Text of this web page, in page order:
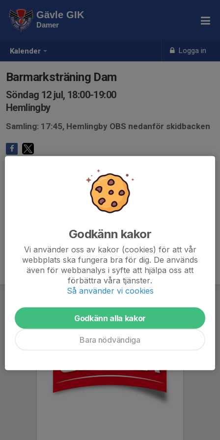
Kalender Logga in
Gävle GIK
Damer
Barmarksträning Dam
Söndag 12 jul, 18:00-19:00
Hemlingby
Samling: 17:45, Hemlingby OBS nedanför skidbacken
Godkänn kakor
Vi använder oss av kakor (cookies) för att vår
webbplats ska fungera bra för dig. De används
även för webbanalys i syfte att hjälpa oss att
förbättra våra tjänster.
Så använder vi cookies
Godkänn alla kakor
Bara nödvändiga